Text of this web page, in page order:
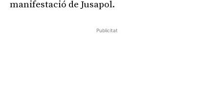
manifestació de Jusapol.
Publicitat